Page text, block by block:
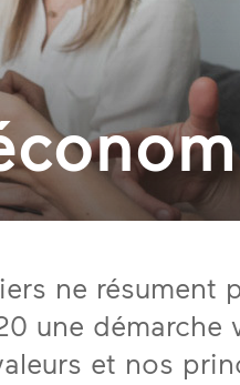
ne résument
une démarche
et nos